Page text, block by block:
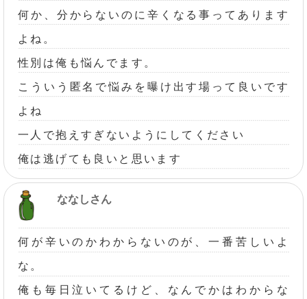
何か、分からないのに辛くなる事ってあります
よね。
性別は俺も悩んでます。
こういう匿名で悩みを曝け出す場って良いです
よね
一人で抱えすぎないようにしてください
俺は逃げても良いと思います
ななしさん
何が辛いのかわからないのが、一番苦しいよ
な。
俺も毎日泣いてるけど、なんでかはわからな